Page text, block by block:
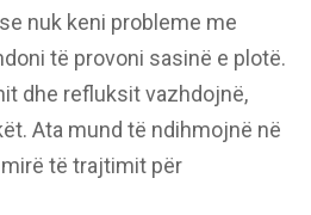
nuk keni probleme me
të provoni sasinë e plotë.
dhe refluksit vazhdojnë,
Ata mund të ndihmojnë në
të trajtimit për